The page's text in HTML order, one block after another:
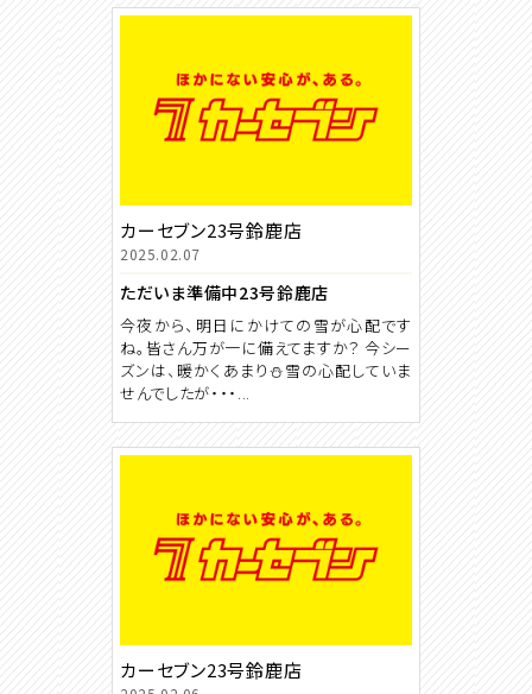
カーセブン23号鈴鹿店
2025.02.07
ただいま準備中23号鈴鹿店
今夜から、明日にかけての雪が心配です
ね。皆さん万が一に備えてますか？ 今シー
ズンは、暖かくあまり⛄雪の心配していま
せんでしたが・・・...
カーセブン23号鈴鹿店